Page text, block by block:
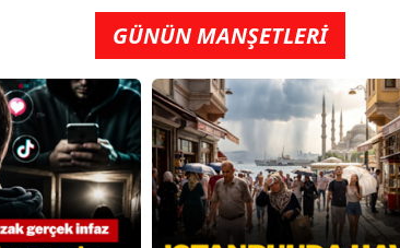
GÜNÜN MANŞETLERİ